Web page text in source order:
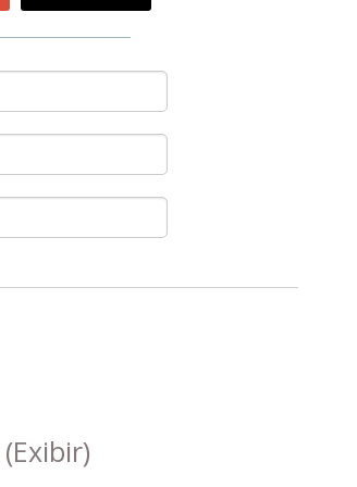
(Exibir)